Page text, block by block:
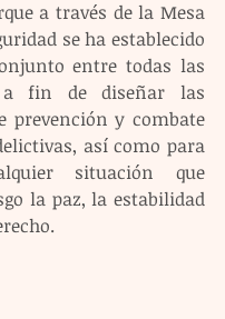
a través de la Mesa
se ha establecido
entre todas las
a fin de diseñar las
prevención y combate
así como para
situación que
la paz, la estabilidad